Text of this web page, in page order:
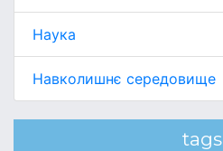
Наука
Навколишнє середовище
tags